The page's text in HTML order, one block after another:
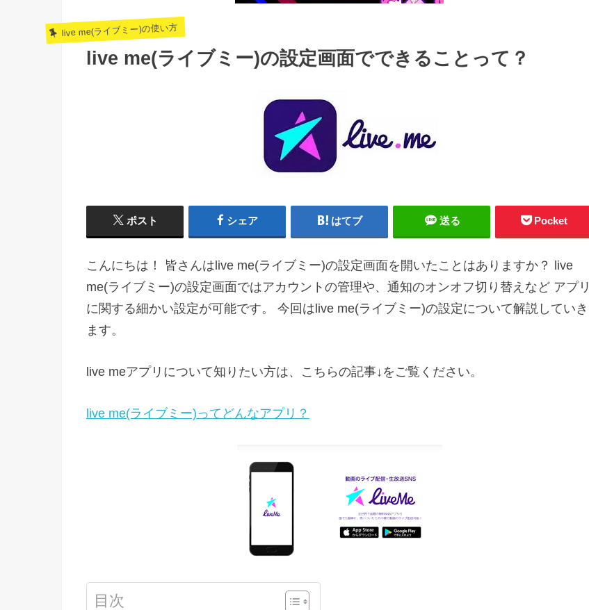
live me(ライブミー)の使い方
live me(ライブミー)の設定画面でできることって？
ポスト シェア はてブ 送る Pocket
こんにちは！ 皆さんはlive me(ライブミー)の設定画面を開いたことはありますか？ live
me(ライブミー)の設定画面ではアカウントの管理や、通知のオンオフ切り替えなど アプリ
に関する細かい設定が可能です。 今回はlive me(ライブミー)の設定について解説していき
ます。
live meアプリについて知りたい方は、こちらの記事↓をご覧ください。
live me(ライブミー)ってどんなアプリ？
目次